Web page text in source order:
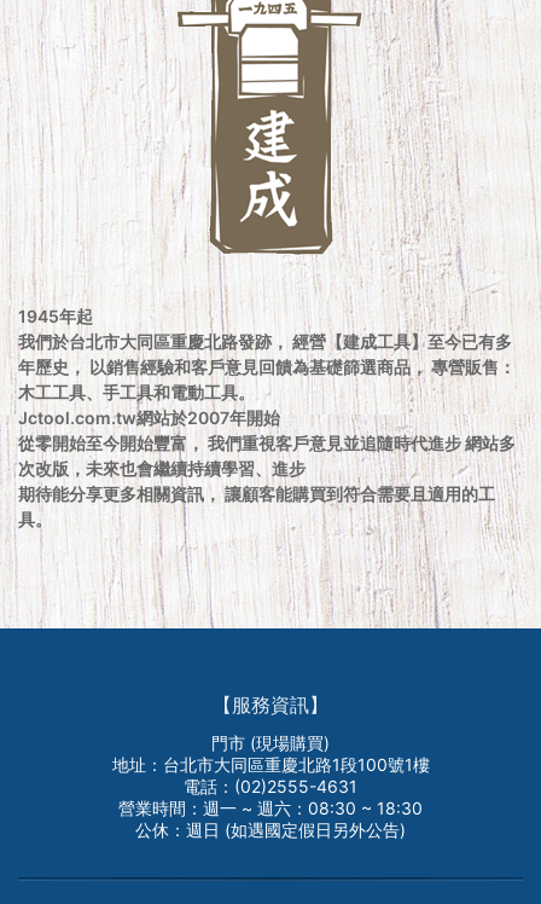
1945年起
我們於台北市大同區重慶北路發跡， 經營【建成工具】至今已有多
年歷史， 以銷售經驗和客戶意見回饋為基礎篩選商品， 專營販售：
木工工具、手工具和電動工具。
Jctool.com.tw網站於2007年開始
從零開始至今開始豐富， 我們重視客戶意見並追隨時代進步 網站多
次改版，未來也會繼續持續學習、進步
期待能分享更多相關資訊， 讓顧客能購買到符合需要且適用的工
具。
【服務資訊】
門市 (現場購買)
地址：台北市大同區重慶北路1段100號1樓
電話：(02)2555-4631
營業時間：週一 ~ 週六：08:30 ~ 18:30
公休：週日 (如遇國定假日另外公告)